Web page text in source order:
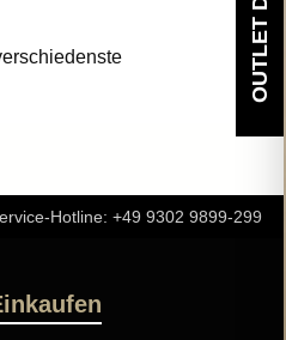
Hotline: +49 9302 9899-299